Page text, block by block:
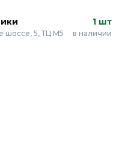
шоссе, 5, ТЦ М5
1 шт
в наличии